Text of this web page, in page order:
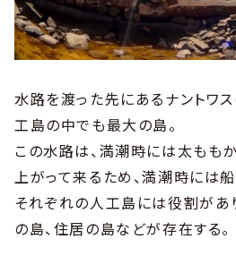
水路を渡った先にあるナントワス
工島の中でも最大の島。
この水路は、満潮時には太もも
上がって来るため、満潮時には
それぞれの人工島には役割があ
の島、住居の島などが存在する。